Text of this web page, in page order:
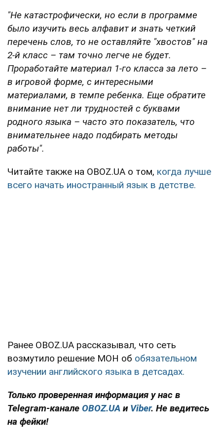
"Не катастрофически, но если в программе
было изучить весь алфавит и знать четкий
перечень слов, то не оставляйте "хвостов" на
2-й класс – там точно легче не будет.
Проработайте материал 1-го класса за лето –
в игровой форме, с интересными
материалами, в темпе ребенка. Еще обратите
внимание нет ли трудностей с буквами
родного языка – часто это показатель, что
внимательнее надо подбирать методы
работы".
Читайте также на OBOZ.UA о том, когда лучше
всего начать иностранный язык в детстве.
Ранее OBOZ.UA рассказывал, что сеть
возмутило решение МОН об обязательном
изучении английского языка в детсадах.
Только проверенная информация у нас в
Telegram-канале OBOZ.UA и Viber. Не ведитесь
на фейки!